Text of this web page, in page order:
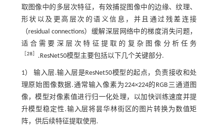
取图像中的多层次特征，有效捕捉图像中的边缘、纹理、
形状以及更高层次的语义信息，并且通过残差连接
（residual connections）缓解深层网络中的梯度消失问题，
适合需要深层次特征提取的复杂图像分析任务
28 .ResNet50模型主要包括以下几个关键部分.
1） 输入层.输入层是ResNet50模型的起点，负责接收和处
理原始图像数据.通常输入像素为224×224的RGB三通道图
像，模型对像素值进行归一化处理，以加快训练速度并提
升模型稳定性.输入层将昙华林街区的图片转换为数值矩
阵，供后续特征提取使用.